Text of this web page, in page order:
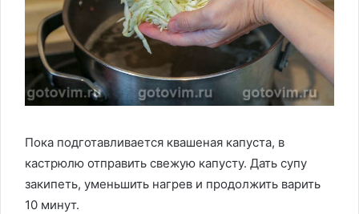
Пока подготавливается квашеная капуста, в
кастрюлю отправить свежую капусту. Дать супу
закипеть, уменьшить нагрев и продолжить варить
10 минут.